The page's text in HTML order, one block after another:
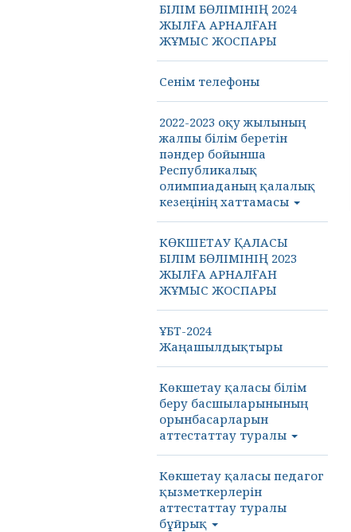
БІЛІМ БӨЛІМІНІҢ 2024
ЖЫЛҒА АРНАЛҒАН
ЖҰМЫС ЖОСПАРЫ
Сенім телефоны
2022-2023 оқу жылының
жалпы білім беретін
пәндер бойынша
Республикалық
олимпиаданың қалалық
кезеңінің хаттамасы
КӨКШЕТАУ ҚАЛАСЫ
БІЛІМ БӨЛІМІНІҢ 2023
ЖЫЛҒА АРНАЛҒАН
ЖҰМЫС ЖОСПАРЫ
ҰБТ-2024
Жаңашылдықтыры
Көкшетау қаласы білім
беру басшыларынының
орынбасарларын
аттестаттау туралы
Көкшетау қаласы педагог
қызметкерлерін
аттестаттау туралы
бұйрық